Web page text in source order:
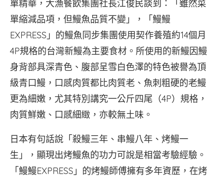
單精華，大漁餐飲集團社長江俊民談到：「雖然菜
單縮減品項，但鰻魚品質不變」，「鰻鰻
EXPRESS」的鰻魚同步集團使用契作養殖約14個月
4P規格的台灣新鰻為主要食材。所使用的新鰻因鰻
身背部具深青色、腹部呈雪白色澤的特色被譽為頂
級青口鰻，口感肉質都比肉質老、魚刺粗硬的老鰻
更為細嫩，尤其特別講究一公斤四尾（4P）規格，
肉質鮮嫩、口感細緻，亦較無土味。
日本有句話說「殺鰻三年、串鰻八年、烤鰻一
生」，顯現出烤鰻魚的功力可說是相當考驗經驗。
「鰻鰻EXPRESS」的烤鰻師傅擁有多年資歷，在烤